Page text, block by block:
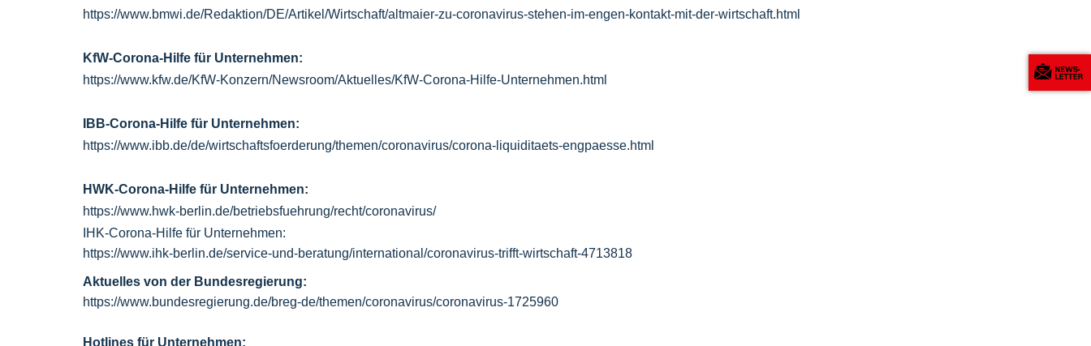
https://www.bmwi.de/Redaktion/DE/Artikel/Wirtschaft/altmaier-zu-coronavirus-stehen-im-engen-kontakt-mit-der-wirtschaft.html
KfW-Corona-Hilfe für Unternehmen:
https://www.kfw.de/KfW-Konzern/Newsroom/Aktuelles/KfW-Corona-Hilfe-Unternehmen.html
IBB-Corona-Hilfe für Unternehmen:
https://www.ibb.de/de/wirtschaftsfoerderung/themen/coronavirus/corona-liquiditaets-engpaesse.html
HWK-Corona-Hilfe für Unternehmen:
https://www.hwk-berlin.de/betriebsfuehrung/recht/coronavirus/
IHK-Corona-Hilfe für Unternehmen:
https://www.ihk-berlin.de/service-und-beratung/international/coronavirus-trifft-wirtschaft-4713818
Aktuelles von der Bundesregierung:
https://www.bundesregierung.de/breg-de/themen/coronavirus/coronavirus-1725960
Hotlines für Unternehmen: